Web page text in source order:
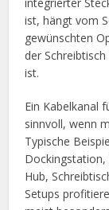
ist, hängt vom
gewünschten
der
ist.
Ein Kabelkanal
sinnvoll, wenn
Typische
Dockingstation,
Hub,
Setups